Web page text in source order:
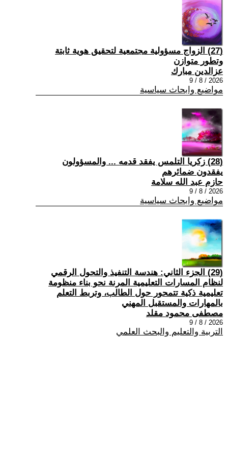
(27) الزواج مسؤولية مجتمعية لتحقيق هوية ثابتة
وتطور متوازن
عزالدين مبارك
2026 / 8 / 9
مواضيع وابحاث سياسية
(28) زكريا التلمس يفقد قدمه ... والمسؤولون
يفقدون ضمائرهم
حازم عبد الله سلامة
2026 / 8 / 9
مواضيع وابحاث سياسية
(29) الجزء الثاني: هندسة التنفيذ والتحول الرقمي
لنظام المسارات التعليمية المرنة نحو بناء منظومة
تعليمية ذكية تتمحور حول الطالب، وتربط التعلم
بالمهارات والمستقبل المهني
مصطفى محمود مقلد
2026 / 8 / 9
التربية والتعليم والبحث العلمي